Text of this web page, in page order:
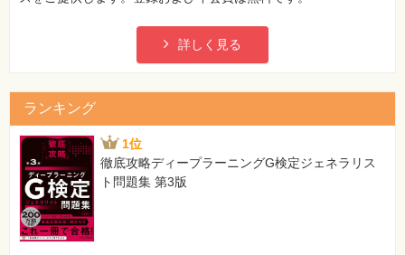
ければならない。
【 第2刷にて修正 】
43ページ ページ下方、「理解度チェック」の問題文2（2刷
→4刷）
[誤]
指定数量の10倍以上の危険物を取り扱うすべての地下タ
ンク貯蔵所には、かならず自動火災報知設備を設置しなけ
ればならない。
詳しく見る
ランキング
1位
徹底攻略ディープラーニングG検定ジェネラリス
ト問題集 第3版